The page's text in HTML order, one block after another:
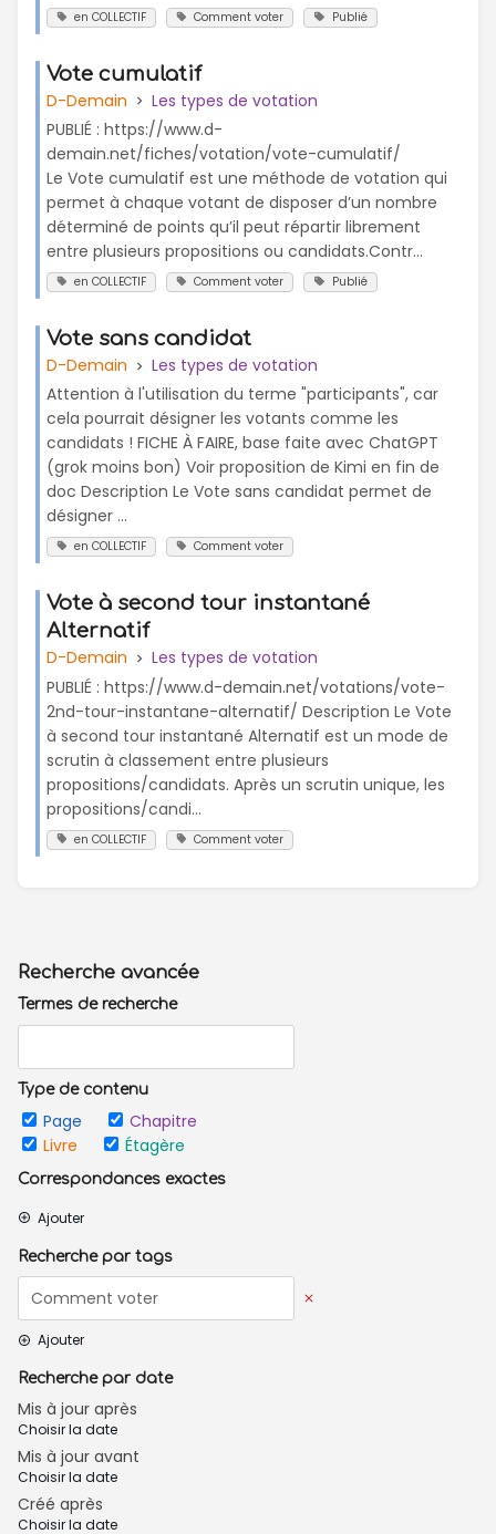
Recherche avancée
Termes de recherche
Type de contenu
Page
Chapitre
Livre
Étagère
Correspondances exactes
Ajouter
Recherche par tags
Ajouter
Recherche par date
Mis à jour après
Choisir la date
Mis à jour avant
Choisir la date
Créé après
Choisir la date
en COLLECTIF Comment voter Publié
Vote cumulatif
D-Demain
Les types de votation
PUBLIÉ : https://www.d-
demain.net/fiches/votation/vote-cumulatif/
Le Vote cumulatif est une méthode de votation qui
permet à chaque votant de disposer d’un nombre
déterminé de points qu’il peut répartir librement
entre plusieurs propositions ou candidats.Contr...
en COLLECTIF Comment voter Publié
Vote sans candidat
D-Demain
Les types de votation
Attention à l'utilisation du terme "participants", car
cela pourrait désigner les votants comme les
candidats ! FICHE À FAIRE, base faite avec ChatGPT
(grok moins bon) Voir proposition de Kimi en fin de
doc Description Le Vote sans candidat permet de
désigner ...
en COLLECTIF Comment voter
Vote à second tour instantané
Alternatif
D-Demain
Les types de votation
PUBLIÉ : https://www.d-demain.net/votations/vote-
2nd-tour-instantane-alternatif/ Description Le Vote
à second tour instantané Alternatif est un mode de
scrutin à classement entre plusieurs
propositions/candidats. Après un scrutin unique, les
propositions/candi...
en COLLECTIF Comment voter